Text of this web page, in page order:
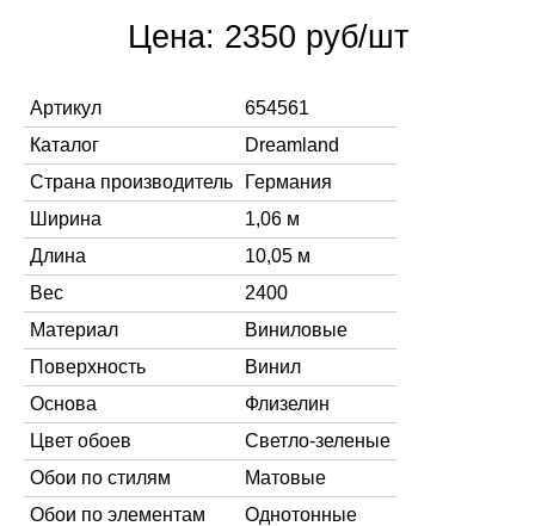
Цена: 2350 руб/шт
Артикул
654561
Каталог
Dreamland
Страна производитель
Германия
Ширина
1,06 м
Длина
10,05 м
Вес
2400
Материал
Виниловые
Поверхность
Винил
Основа
Флизелин
Цвет обоев
Светло-зеленые
Обои по стилям
Матовые
Обои по элементам
Однотонные